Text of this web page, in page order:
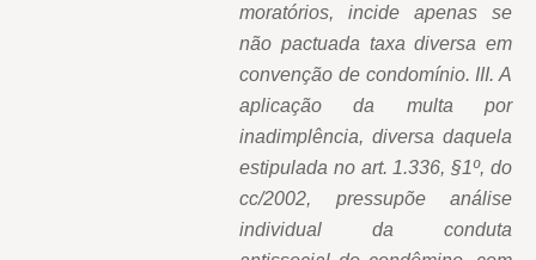
moratórios, incide apenas se
não pactuada taxa diversa em
convenção de condomínio. III. A
aplicação da multa por
inadimplência, diversa daquela
estipulada no art. 1.336, §1º, do
cc/2002, pressupõe análise
individual da conduta